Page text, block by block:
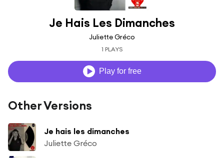
Je Hais Les Dimanches
Juliette Gréco
1 PLAYS
Play for free
Other Versions
Je hais les dimanches
Juliette Gréco